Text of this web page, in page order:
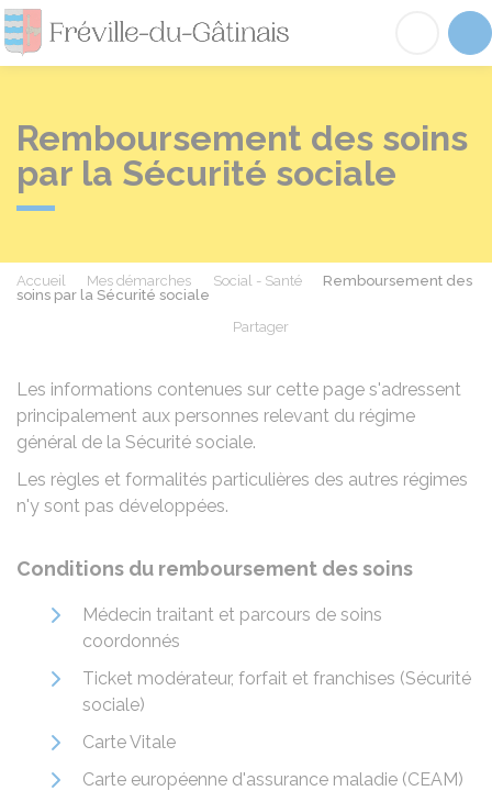
Fréville-du-
Remboursement des soins
par la Sécurité sociale
Accueil Mes démarches Social - Santé
Remboursement des
soins par la Sécurité sociale
Partager
Les informations contenues sur cette page s'adressent
principalement aux personnes relevant du régime
général de la Sécurité sociale.
Les règles et formalités particulières des autres régimes
n'y sont pas développées.
Conditions du remboursement des soins
Médecin traitant et parcours de soins
coordonnés
Ticket modérateur, forfait et franchises (Sécurité
sociale)
Carte Vitale
Carte européenne d'assurance maladie (CEAM)